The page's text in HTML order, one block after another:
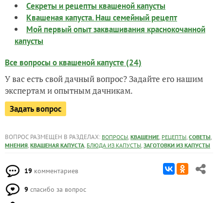
Секреты и рецепты квашеной капусты
Квашеная капуста. Наш семейный рецепт
Мой первый опыт заквашивания краснокочанной
капусты
Все вопросы о квашеной капусте (24)
У вас есть свой дачный вопрос? Задайте его нашим
экспертам и опытным дачникам.
Задать вопрос
ВОПРОС РАЗМЕЩЕН В РАЗДЕЛАХ: ВОПРОСЫ, КВАШЕНИЕ, РЕЦЕПТЫ, СОВЕТЫ,
МНЕНИЯ, КВАШЕНАЯ КАПУСТА, БЛЮДА ИЗ КАПУСТЫ, ЗАГОТОВКИ ИЗ КАПУСТЫ
19 комментариев
9 спасибо за вопрос